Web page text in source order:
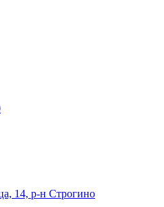
14, р-н Строгино